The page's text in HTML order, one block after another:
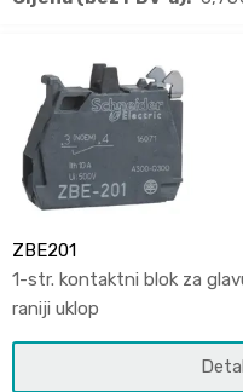
ZBE201
1-str. kontaktni blok za
raniji uklop